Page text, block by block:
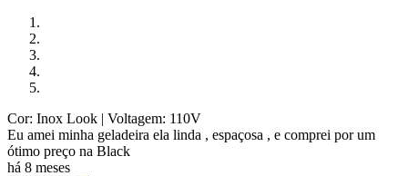
Cor: Inox Look | Voltagem: 110V
Eu amei minha geladeira ela linda , espaçosa , e comprei por um
ótimo preço na Black
há 8 meses